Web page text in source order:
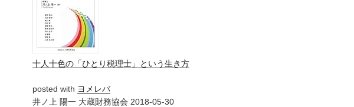
十人十色の「ひとり税理士」という生き方
posted with ヨメレバ
井ノ上 陽一 大蔵財務協会 2018-05-30